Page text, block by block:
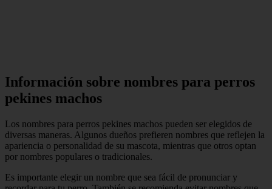
Información sobre nombres para perros
pekines machos
Los nombres para perros pekines machos pueden ser elegidos de
diversas maneras. Algunos dueños prefieren nombres que reflejen la
apariencia o personalidad de su mascota, mientras que otros optan
por nombres populares o tradicionales.
Es importante elegir un nombre que sea fácil de pronunciar y